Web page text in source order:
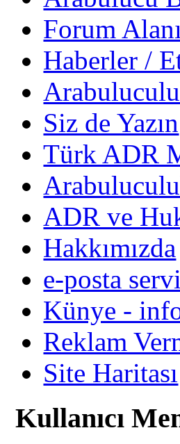
Forum Alanı
Haberler /
Siz de Yazın
Türk ADR
ADR ve
Hakkımızda
e-posta
Künye -
Reklam
Site Haritası
Kullanıcı